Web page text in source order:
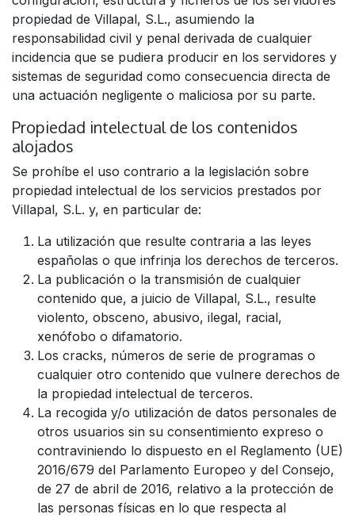
propiedad de Villapal, S.L., asumiendo la
responsabilidad civil y penal derivada de cualquier
incidencia que se pudiera producir en los servidores y
sistemas de seguridad como consecuencia directa de
una actuación negligente o maliciosa por su parte.
Propiedad intelectual de los contenidos
alojados
Se prohíbe el uso contrario a la legislación sobre
propiedad intelectual de los servicios prestados por
Villapal, S.L. y, en particular de:
La utilización que resulte contraria a las leyes
españolas o que infrinja los derechos de terceros.
La publicación o la transmisión de cualquier
contenido que, a juicio de Villapal, S.L., resulte
violento, obsceno, abusivo, ilegal, racial,
xenófobo o difamatorio.
Los cracks, números de serie de programas o
cualquier otro contenido que vulnere derechos de
la propiedad intelectual de terceros.
La recogida y/o utilización de datos personales de
otros usuarios sin su consentimiento expreso o
contraviniendo lo dispuesto en el Reglamento (UE)
2016/679 del Parlamento Europeo y del Consejo,
de 27 de abril de 2016, relativo a la protección de
las personas físicas en lo que respecta al